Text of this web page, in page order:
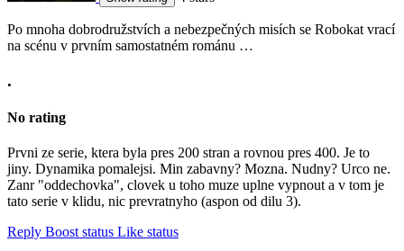
Po mnoha dobrodružstvích a nebezpečných misích se Robokat vrací
na scénu v prvním samostatném románu …
.
No rating
Prvni ze serie, ktera byla pres 200 stran a rovnou pres 400. Je to
jiny. Dynamika pomalejsi. Min zabavny? Mozna. Nudny? Urco ne.
Zanr "oddechovka", clovek u toho muze uplne vypnout a v tom je
tato serie v klidu, nic prevratnyho (aspon od dilu 3).
Reply Boost status Like status